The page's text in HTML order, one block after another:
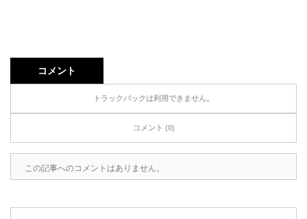
コメント
トラックバックは利用できません。
コメント (0)
この記事へのコメントはありません。